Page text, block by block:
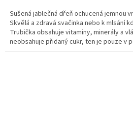
Sušená jablečná dřeň ochucená jemnou
Skvělá a zdravá svačinka nebo k mlsání
Trubička obsahuje vitaminy, minerály a
neobsahuje přidaný cukr, ten je pouze v
trubička obsahuje přidaného cukru